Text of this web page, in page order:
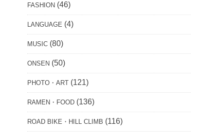
FASHION (46)
LANGUAGE (4)
MUSIC (80)
ONSEN (50)
PHOTO・ART (121)
RAMEN・FOOD (136)
ROAD BIKE・HILL CLIMB (116)